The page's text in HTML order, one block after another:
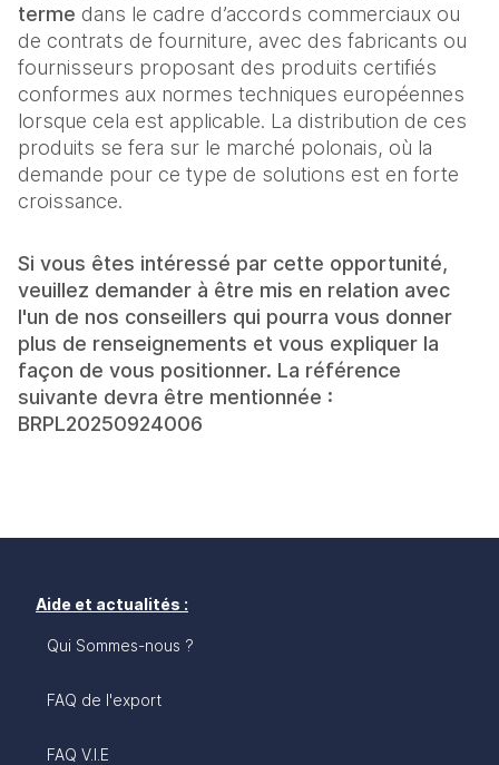
terme dans le cadre d’accords commerciaux ou
de contrats de fourniture, avec des fabricants ou
fournisseurs proposant des produits certifiés
conformes aux normes techniques européennes
lorsque cela est applicable. La distribution de ces
produits se fera sur le marché polonais, où la
demande pour ce type de solutions est en forte
croissance.
Si vous êtes intéressé par cette opportunité,
veuillez demander à être mis en relation avec
l'un de nos conseillers qui pourra vous donner
plus de renseignements et vous expliquer la
façon de vous positionner. La référence
suivante devra être mentionnée :
BRPL20250924006
Aide et actualités :
Qui Sommes-nous ?
FAQ de l'export
FAQ V.I.E